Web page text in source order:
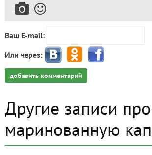
Ваш E-mail:
Или через:
добавить комментарий
Другие записи про
маринованную